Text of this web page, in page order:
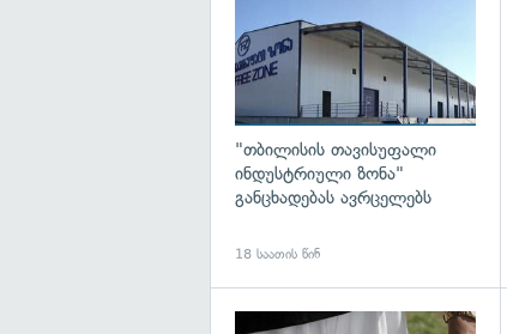
"თბილისის თავისუფალი
ინდუსტრიული ზონა"
განცხადებას ავრცელებს
18 საათის წინ